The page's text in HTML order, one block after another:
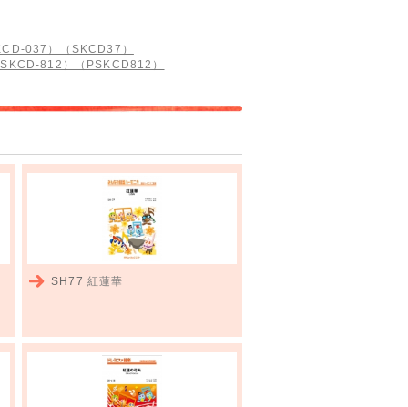
037）（SKCD37）
812）（PSKCD812）
SH77 紅蓮華